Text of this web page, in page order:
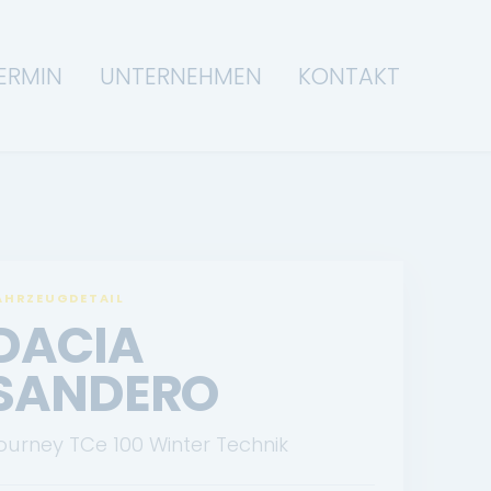
UNTERNEHMEN KONTAKT
TCe 100 Winter Technik